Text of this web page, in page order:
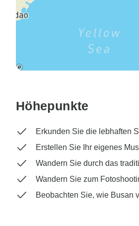
Höhepunkte
Erkunden Sie die lebhaften
Erstellen Sie Ihr eigenes
Wandern Sie durch das
Wandern Sie zum
Beobachten Sie, wie Busan